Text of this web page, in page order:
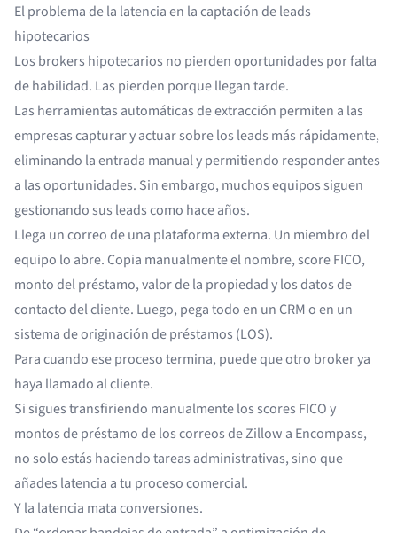
El problema de la latencia en la captación de leads
hipotecarios
Los brokers hipotecarios no pierden oportunidades por falta
de habilidad. Las pierden porque llegan tarde.
Las herramientas automáticas de extracción permiten a las
empresascapturar y actuar sobre los leads más rápidamente,
eliminando la entrada manual y permitiendo responder antes
a las oportunidades. Sin embargo, muchos equipos siguen
gestionando sus leads como hace años.
Llega un correo de una plataforma externa. Un miembro del
equipo lo abre. Copia manualmente el nombre, score FICO,
monto del préstamo, valor de la propiedad y los datos de
contacto del cliente. Luego, pega todo en un CRM o en un
sistema de originación de préstamos (LOS).
Para cuando ese proceso termina, puede que otro broker ya
haya llamado al cliente.
Si sigues transfiriendo manualmente los scores FICO y
montos de préstamo de los correos de Zillow a Encompass,
no solo estás haciendo tareas administrativas, sino que
añades latencia a tu proceso comercial.
Y la latencia mata conversiones.